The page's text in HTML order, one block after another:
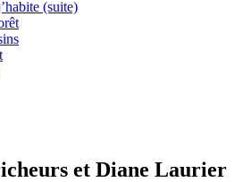
(suite)
et Diane Laurier